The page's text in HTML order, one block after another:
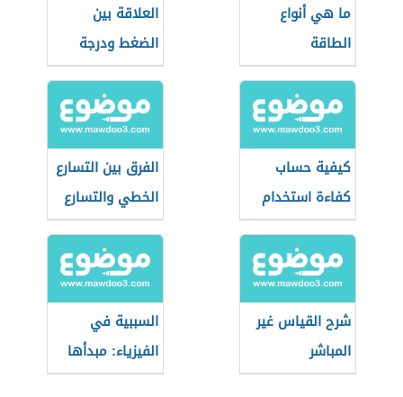
ما هي أنواع
الطاقة
العلاقة بين
الضغط ودرجة
الحرارة
كيفية حساب
كفاءة استخدام
الماء
الفرق بين التسارع
الخطي والتسارع
الزاوي
شرح القياس غير
المباشر
السببية في
الفيزياء: مبدأها
ودورها في البحث